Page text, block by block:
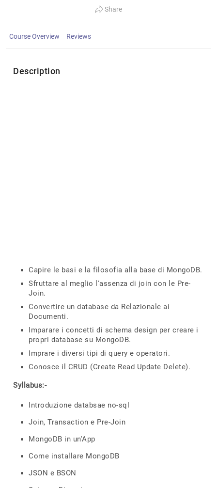
Share
Course Overview Reviews
Description
Capire le basi e la filosofia alla base di MongoDB.
Sfruttare al meglio l'assenza di join con le Pre-
Join.
Convertire un database da Relazionale ai
Documenti.
Imparare i concetti di schema design per creare i
propri database su MongoDB.
Imprare i diversi tipi di query e operatori.
Conosce il CRUD (Create Read Update Delete).
Syllabus:-
Introduzione databsae no-sql
Join, Transaction e Pre-Join
MongoDB in un'App
Come installare MongoDB
JSON e BSON